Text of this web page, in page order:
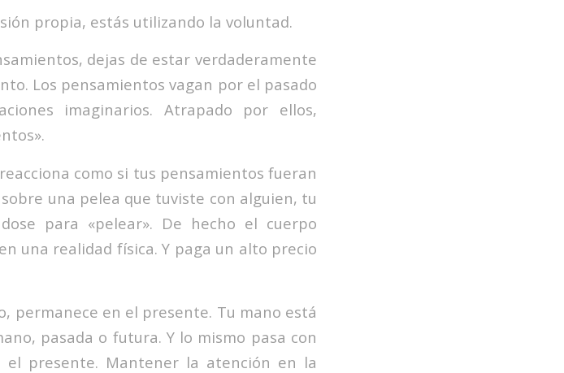
propia, estás utilizando la voluntad.
dejas de estar verdaderamente
Los pensamientos vagan por el pasado
imaginarios. Atrapado por ellos,
como si tus pensamientos fueran
una pelea que tuviste con alguien, tu
para «pelear». De hecho el cuerpo
una realidad física. Y paga un alto precio
permanece en el presente. Tu mano está
pasada o futura. Y lo mismo pasa con
presente. Mantener la atención en la